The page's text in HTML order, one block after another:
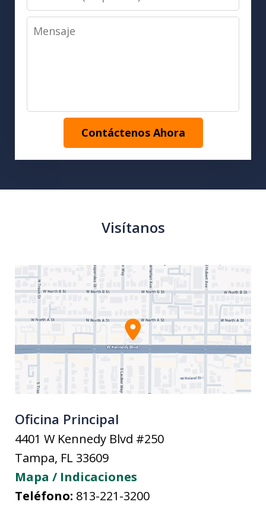
(Requerido)
Mensaje
Contáctenos Ahora
Visítanos
Oficina Principal
4401 W Kennedy Blvd #250
Tampa, FL 33609
Mapa / Indicaciones
Teléfono: 813-221-3200